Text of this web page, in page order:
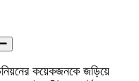
কয়েকজনকে জড়িয়ে